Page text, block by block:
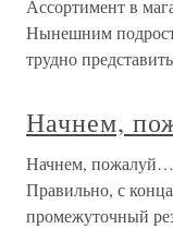
Ассортимент в
Нынешним
трудно
Начнем,
Начнем, пожалуй…
Правильно, с
промежуточный